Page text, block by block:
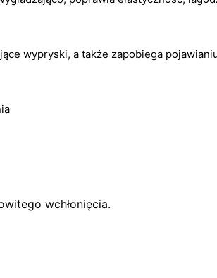
wypryski, a także zapobiega
wchłonięcia.